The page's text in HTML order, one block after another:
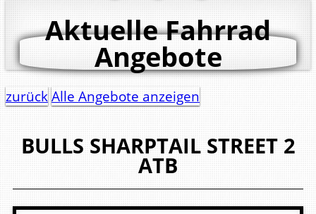
Aktuelle Fahrrad
Angebote
zurückAlle Angebote anzeigen
BULLS SHARPTAIL STREET 2
ATB